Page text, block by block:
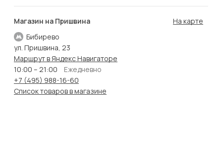
Магазин на Пришвина
Бибирево
На карте
ул. Пришвина, 23
Маршрут в Яндекс Навигаторе
10:00 – 21:00
Ежедневно
+7 (495) 988-16-60
Список товаров в магазине